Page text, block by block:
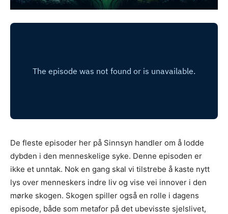
De fleste episoder her på Sinnsyn handler om å lodde
dybden i den menneskelige syke. Denne episoden er
ikke et unntak. Nok en gang skal vi tilstrebe å kaste nytt
lys over menneskers indre liv og vise vei innover i den
mørke skogen. Skogen spiller også en rolle i dagens
episode, både som metafor på det ubevisste sjelslivet,